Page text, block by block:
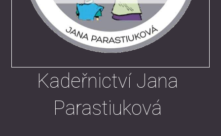
Kadeřnictví Jana
Parastiuková